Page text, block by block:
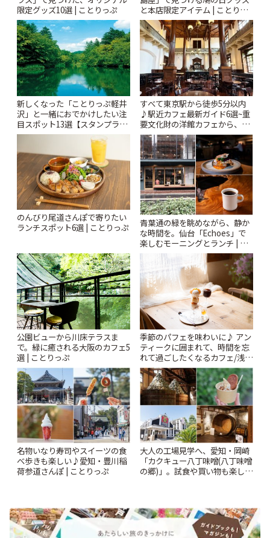
限定グッズ10選 | ことりっぷ
と本店限定アイテム | ことりっ
ぷ
新しくなった「ことりっぷ軽井
沢」と一緒におでかけしたい注
目スポット13選【スタンプラリ
ー開催中】 | ことりっぷ
すべて東京駅から徒歩5分以内
♪駅近カフェ最新ガイド6選~重
要文化財の洋館カフェから、改
札すぐのレトロ喫茶まで~ | こと
りっぷ
のんびり尾道さんぽで寄りたい
ランチスポット6選 | ことりっぷ
青葉通の緑を眺めながら、静か
な時間を。仙台「Echoes」で
楽しむモーニングとランチ | こ
とりっぷ
公園ビューから川床テラスま
で。緑に癒される大阪のカフェ5
選 | ことりっぷ
季節のパフェを味わいに♪ アン
ティークに囲まれて、時間を忘
れて過ごしたくなるカフェ/浅草
「annorum cafe」 | ことりっぷ
名物いなり寿司やスイーツの食
べ歩きも楽しい♪愛知・豊川稲
荷参道さんぽ | ことりっぷ
大人の工場見学へ、愛知・岡崎
「カクキュー八丁味噌(八丁味噌
の郷)」。試食や買い物も楽しみ